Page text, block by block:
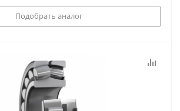
Подобрать аналог